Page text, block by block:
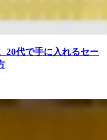
20代で手に入れるセー